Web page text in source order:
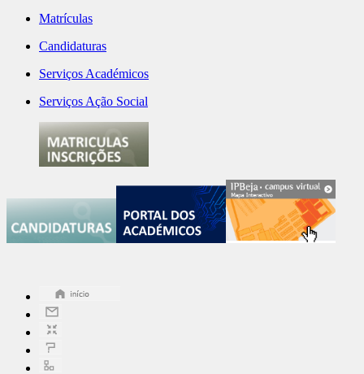
Matrículas
Candidaturas
Serviços Académicos
Serviços Ação Social